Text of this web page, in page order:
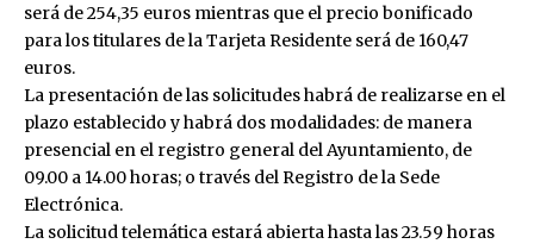
será de 254,35 euros mientras que el precio bonificado
para los titulares de la Tarjeta Residente será de 160,47
euros.
La presentación de las solicitudes habrá de realizarse en el
plazo establecido y habrá dos modalidades: de manera
presencial en el registro general del Ayuntamiento, de
09.00 a 14.00 horas; o través del Registro de la Sede
Electrónica.
La solicitud telemática estará abierta hasta las 23.59 horas